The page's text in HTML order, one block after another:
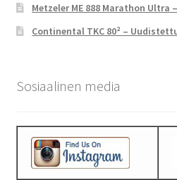
Metzeler ME 888 Marathon Ultra
Continental TKC 80² –
Sosiaalinen media